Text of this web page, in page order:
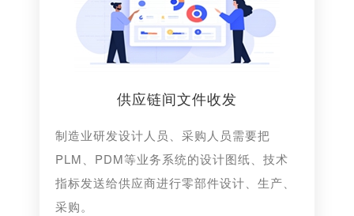
供应链间文件收发
制造业研发设计人员、采购人员需要把
PLM、PDM等业务系统的设计图纸、技术
指标发送给供应商进行零部件设计、生产、
采购。